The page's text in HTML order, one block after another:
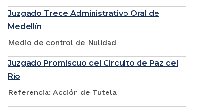
Juzgado Trece Administrativo Oral de
Medellín
Medio de control de Nulidad
Juzgado Promiscuo del Circuito de Paz del
Río
Referencia: Acción de Tutela